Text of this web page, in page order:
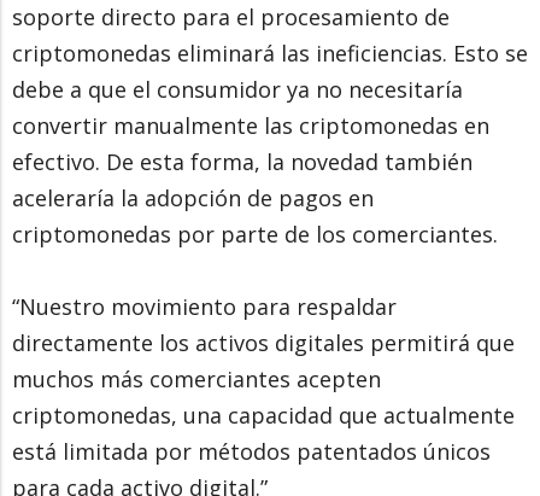
soporte directo para el procesamiento de
criptomonedas eliminará las ineficiencias. Esto se
debe a que el consumidor ya no necesitaría
convertir manualmente las criptomonedas en
efectivo. De esta forma, la novedad también
aceleraría la adopción de pagos en
criptomonedas por parte de los comerciantes.
“Nuestro movimiento para respaldar
directamente los activos digitales permitirá que
muchos más comerciantes acepten
criptomonedas, una capacidad que actualmente
está limitada por métodos patentados únicos
para cada activo digital.”